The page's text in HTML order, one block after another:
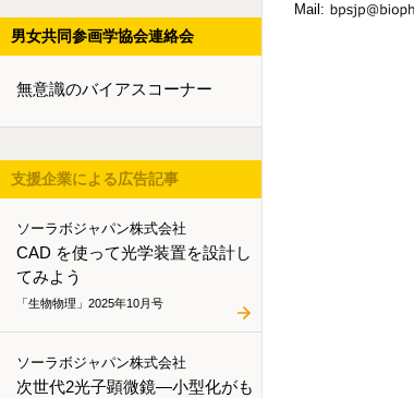
男女共同参画学協会連絡会
無意識のバイアスコーナー
支援企業による広告記事
ソーラボジャパン株式会社
CAD を使って光学装置を設計し
てみよう
「生物物理」2025年10月号
ソーラボジャパン株式会社
次世代2光子顕微鏡―小型化がも
Mail: